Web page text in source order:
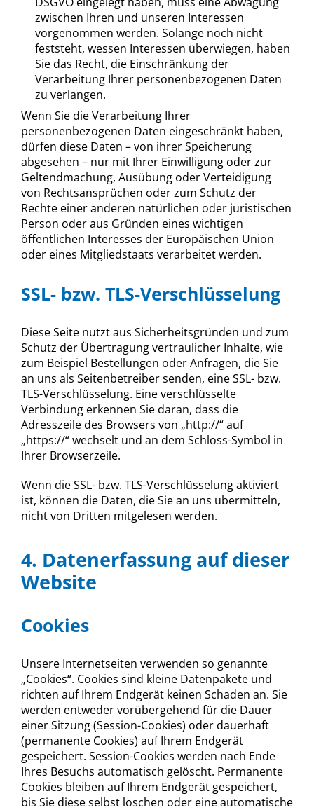
zwischen Ihren und unseren Interessen
vorgenommen werden. Solange noch nicht
feststeht, wessen Interessen überwiegen, haben
Sie das Recht, die Einschränkung der
Verarbeitung Ihrer personenbezogenen Daten
zu verlangen.
Wenn Sie die Verarbeitung Ihrer
personenbezogenen Daten eingeschränkt haben,
dürfen diese Daten – von ihrer Speicherung
abgesehen – nur mit Ihrer Einwilligung oder zur
Geltendmachung, Ausübung oder Verteidigung
von Rechtsansprüchen oder zum Schutz der
Rechte einer anderen natürlichen oder juristischen
Person oder aus Gründen eines wichtigen
öffentlichen Interesses der Europäischen Union
oder eines Mitgliedstaats verarbeitet werden.
SSL- bzw. TLS-Verschlüsselung
Diese Seite nutzt aus Sicherheitsgründen und zum
Schutz der Übertragung vertraulicher Inhalte, wie
zum Beispiel Bestellungen oder Anfragen, die Sie
an uns als Seitenbetreiber senden, eine SSL- bzw.
TLS-Verschlüsselung. Eine verschlüsselte
Verbindung erkennen Sie daran, dass die
Adresszeile des Browsers von „http://“ auf
„https://“ wechselt und an dem Schloss-Symbol in
Ihrer Browserzeile.
Wenn die SSL- bzw. TLS-Verschlüsselung aktiviert
ist, können die Daten, die Sie an uns übermitteln,
nicht von Dritten mitgelesen werden.
4. Datenerfassung auf dieser
Website
Cookies
Unsere Internetseiten verwenden so genannte
„Cookies“. Cookies sind kleine Datenpakete und
richten auf Ihrem Endgerät keinen Schaden an. Sie
werden entweder vorübergehend für die Dauer
einer Sitzung (Session-Cookies) oder dauerhaft
(permanente Cookies) auf Ihrem Endgerät
gespeichert. Session-Cookies werden nach Ende
Ihres Besuchs automatisch gelöscht. Permanente
Cookies bleiben auf Ihrem Endgerät gespeichert,
bis Sie diese selbst löschen oder eine automatische